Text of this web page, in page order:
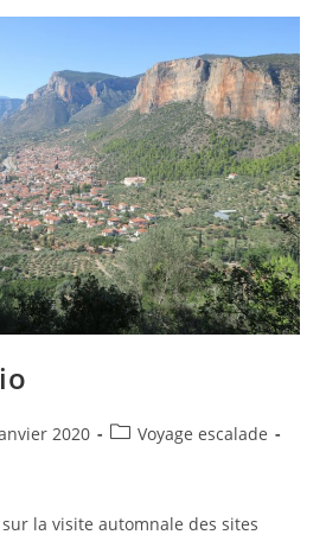
2020
Voyage escalade
la visite automnale des sites